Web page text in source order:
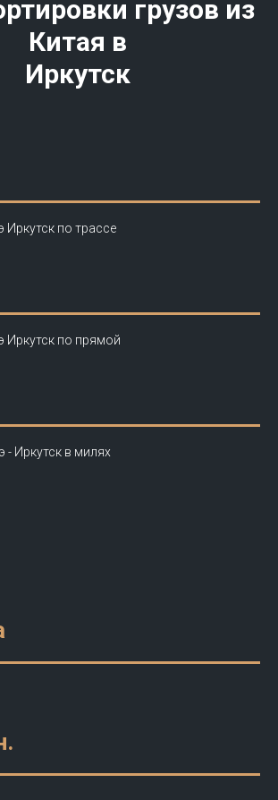
грузов из
Китая в
Иркутск
Иркутск по трассе
Иркутск по прямой
- Иркутск в милях